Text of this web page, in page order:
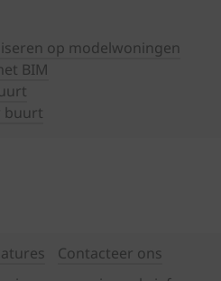
op modelwoningen
BIM
buurt
Contacteer ons